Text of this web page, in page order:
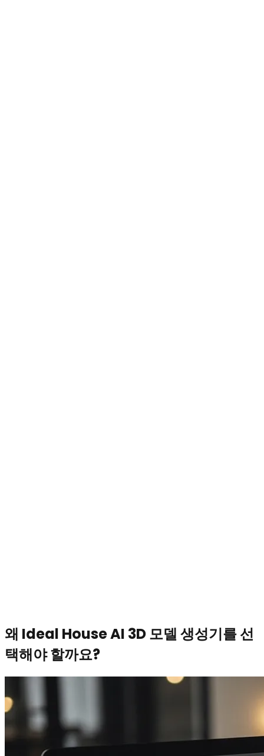
왜 Ideal House AI 3D 모델 생성기를 선
택해야 할까요?